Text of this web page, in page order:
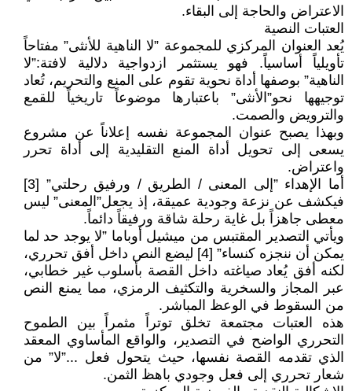
الاعتراض والحاجة إلى البقاء.
العتبات النصية
يُعد العنوان المركزي للمجموعة ”لا الناهية للأنثى” مفتاحاً
تأويلياً أساسياً. فهو يستثمر ازدواجية دلالية لافتة:”لا
الناهية” بوصفها أداة نحوية تقوم على المنع والتحريم، تُعاد
توجيهها نحو”الأنثى” باعتبارها موضوعاً تاريخياً للقمع
والترويض والصمت.
وبهذا يصبح عنوان المجموعة نفسه إعلاناً عن مشروع
يسعى إلى تحويل أداة المنع التقليدية إلى أداة تحرر
واعتراض.
أما الإهداء ”إلى المعنى / الطريق / ورفيق رحلتي” [3]
فيكشف عن نزعة وجودية عميقة، إذ يجعل”المعنى” ليس
معطى جاهزاً بل غاية رحلة شاقة ورفيقاً دائماً.
ويأتي التصدير المقتبس من ميشيل أوباما ”لا يوجد حد لما
يمكن أن ننجزه كنساء” [4] ليضع النص داخل أفق تحرري،
لكنه أفق يُعاد صياغته داخل القصة بأسلوب غير خطابي،
عبر المجاز والسخرية والتكثيف الرمزي، مما يمنع النص
من السقوط في الوعظ المباشر.
هذه العتبات مجتمعة تخلق توتراً مثمراً بين الطموح
التحرري الواضح في التصدير، والواقع المأساوي المعقد
الذي تقدمه القصة نفسها، حيث يتحول فعل ...”لا” من
شعار تحرري إلى فعل وجودي باهظ الثمن.